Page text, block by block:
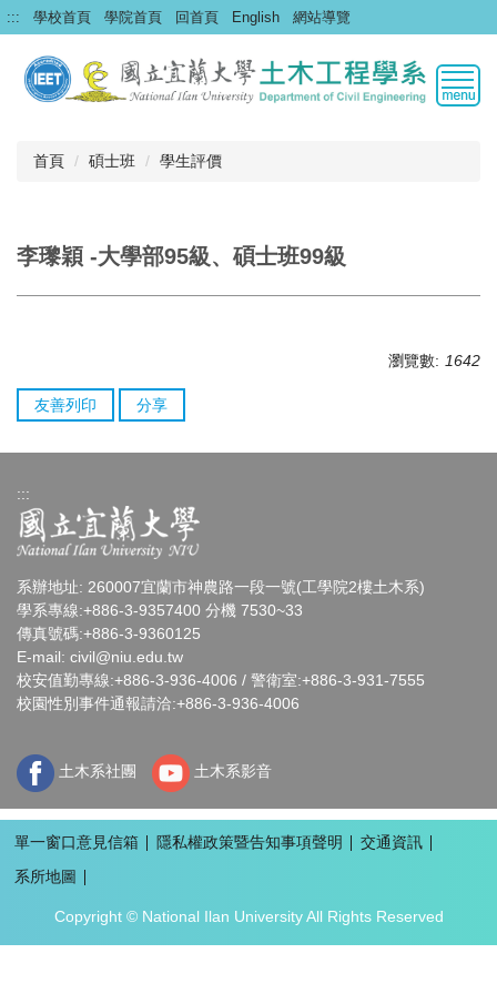
跳
到
要
::: 學校首頁 學院首頁 回首頁 English 網站導覽
首頁 碩士班 學生評價
李瓈穎 -大學部95級、碩士班99級
瀏覽數: 1642
友善列印 分享
:::
系辦地址: 260007宜蘭市神農路一段一號(工學院2樓土木系)
學系專線:+886-3-9357400 分機 7530~33
傳真號碼:+886-3-9360125
E-mail: civil@niu.edu.tw
校安值勤專線:+886-3-936-4006 / 警衛室:+886-3-931-7555
校園性別事件通報請洽:+886-3-936-4006
土木系社團 土木系影音
單一窗口意見信箱 隱私權政策暨告知事項聲明
交通資訊
系所地圖
Copyright © National Ilan University All Rights Reserved